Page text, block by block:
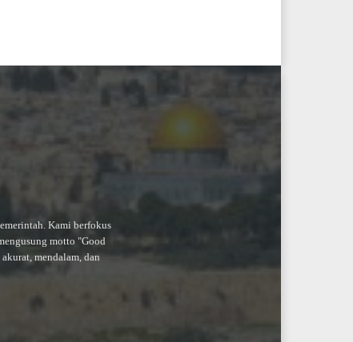
Kami berfokus
motto "Good
mendalam, dan